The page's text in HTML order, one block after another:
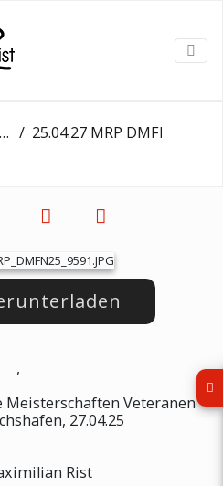
25.04.27 MRP DMFN25 9591
,
Meisterschaften Veteranen
27.04.25
Rist